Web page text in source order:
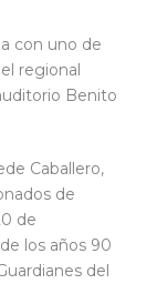
con uno de
regional
Benito
Caballero,
de
de
los años 90
del